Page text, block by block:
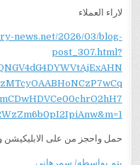
لاراء العملاء
news.net/2026/03/blog-
post_307.html?
حمل واحجز من على الابليكيشن
يتم بواسطه/ سمرهاني